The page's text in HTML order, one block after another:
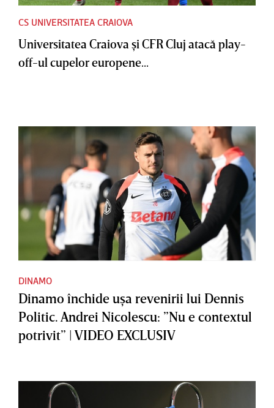
CS UNIVERSITATEA CRAIOVA
Universitatea Craiova şi CFR Cluj atacă play-
off-ul cupelor europene...
DINAMO
Dinamo închide uşa revenirii lui Dennis
Politic. Andrei Nicolescu: ”Nu e contextul
potrivit” | VIDEO EXCLUSIV